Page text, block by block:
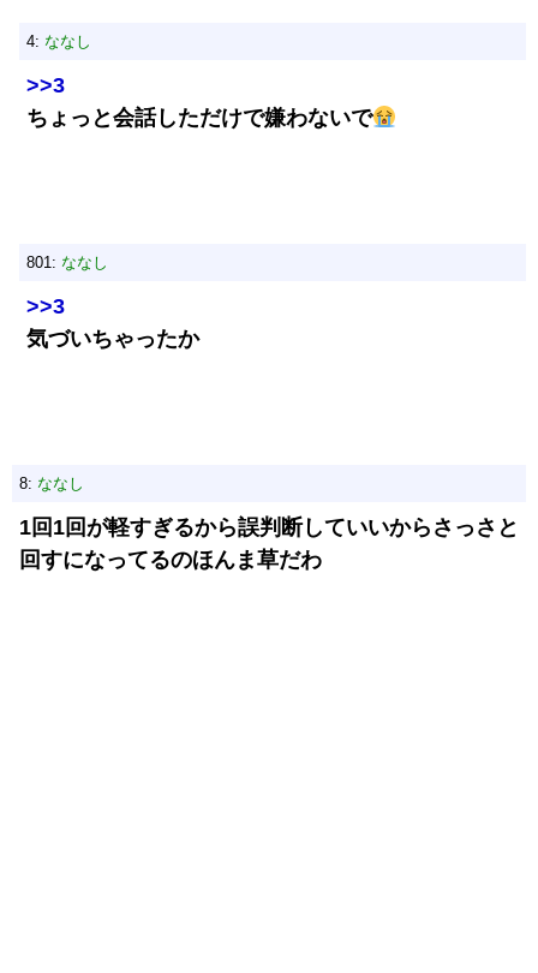
4: ななし
>>3
ちょっと会話しただけで嫌わないで
801: ななし
>>3
気づいちゃったか
8: ななし
1回1回が軽すぎるから誤判断していいからさっさと
回すになってるのほんま草だわ